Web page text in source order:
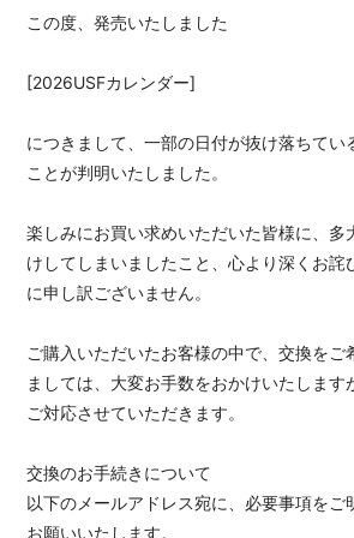
MOVIE
Contact
会員登録 ログイン
この度、発売いたしました
[2026USFカレンダー]
につきまして、一部の日付が抜け落ちてい
ことが判明いたしました。
楽しみにお買い求めいただいた皆様に、多
けしてしまいましたこと、心より深くお詫
に申し訳ございません。
ご購入いただいたお客様の中で、交換をご
ましては、大変お手数をおかけいたします
ご対応させていただきます。
交換のお手続きについて
以下のメールアドレス宛に、必要事項をご
お願いいたします。